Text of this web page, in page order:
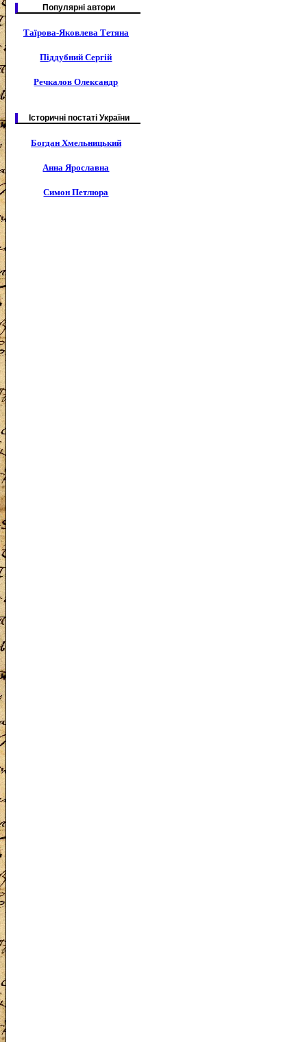
Популярні автори
Таїрова-Яковлева Тетяна
Піддубний Сергій
Речкалов Олександр
Історичні постаті України
Богдан Хмельницький
Анна Ярославна
Симон Петлюра